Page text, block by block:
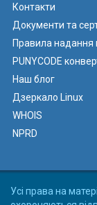
Контакти
Документи та
Правила надання
PUNYCODE
Наш блог
Дзеркало Linux
WHOIS
NPRD
Усі права на